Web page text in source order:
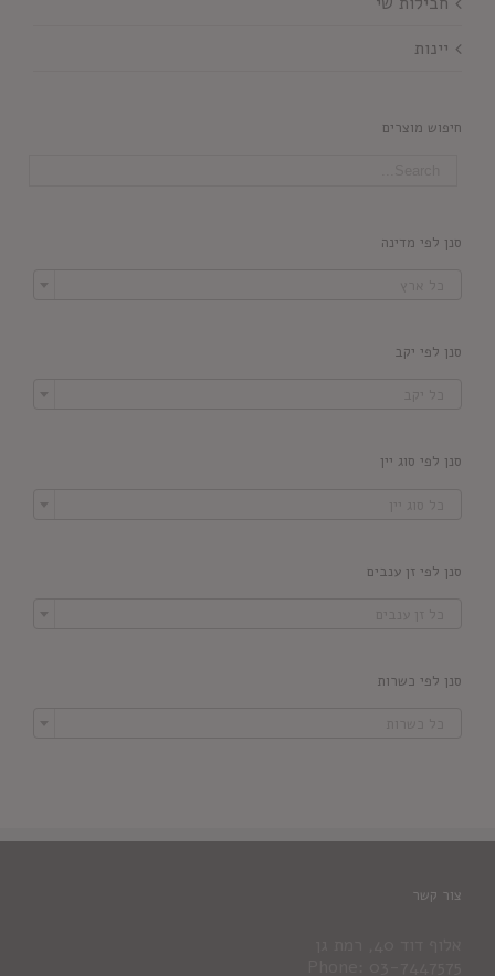
יינות
חיפוש מוצרים
סנן לפי מדינה
סנן לפי יקב
סנן לפי סוג יין
סנן לפי זן ענבים
סנן לפי כשרות
צור קשר